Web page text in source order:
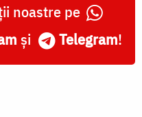
noastre pe
și Telegram!